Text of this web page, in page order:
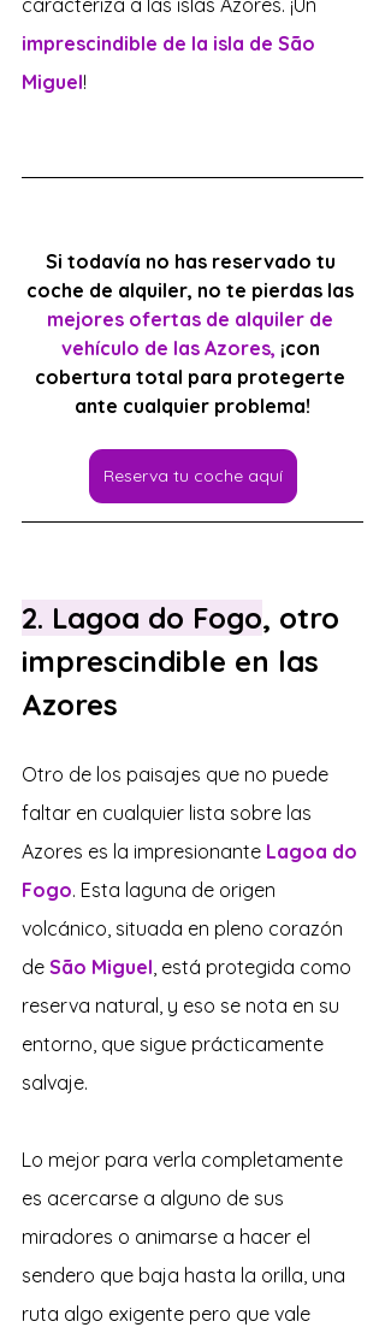
caracteriza a las islas Azores. ¡Un
imprescindible de la isla de São
Miguel!
Si todavía no has reservado tu
coche de alquiler, no te pierdas las
mejores ofertas de alquiler de
vehículo de las Azores, ¡con
cobertura total para protegerte
ante cualquier problema!
Reserva tu coche aquí
2. Lagoa do Fogo, otro
imprescindible en las
Azores
Otro de los paisajes que no puede
faltar en cualquier lista sobre las
Azores es la impresionante Lagoa do
Fogo. Esta laguna de origen
volcánico, situada en pleno corazón
de São Miguel, está protegida como
reserva natural, y eso se nota en su
entorno, que sigue prácticamente
salvaje.
Lo mejor para verla completamente
es acercarse a alguno de sus
miradores o animarse a hacer el
sendero que baja hasta la orilla, una
ruta algo exigente pero que vale